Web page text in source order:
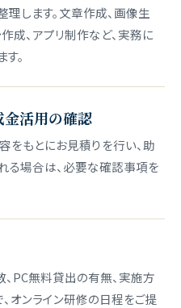
します。文章作成、画像生
成、アプリ制作など、実務に
。
活用の確認
をもとにお見積りを行い、助
る場合は、必要な確認事項を
PC無料貸出の有無、実施方
オンライン研修の日程をご提